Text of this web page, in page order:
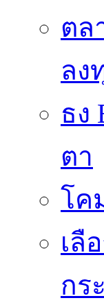
ตล
ลง
ธง
ตา
โค
เลื
กร